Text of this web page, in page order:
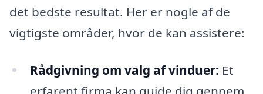
det bedste resultat. Her er nogle af de
vigtigste områder, hvor de kan assistere:
Rådgivning om valg af vinduer: Et